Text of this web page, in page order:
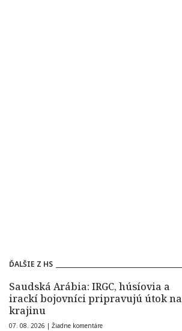
ĎALŠIE Z HS
Saudská Arábia: IRGC, húsíovia a
irackí bojovníci pripravujú útok na
krajinu
07. 08. 2026 | Žiadne komentáre